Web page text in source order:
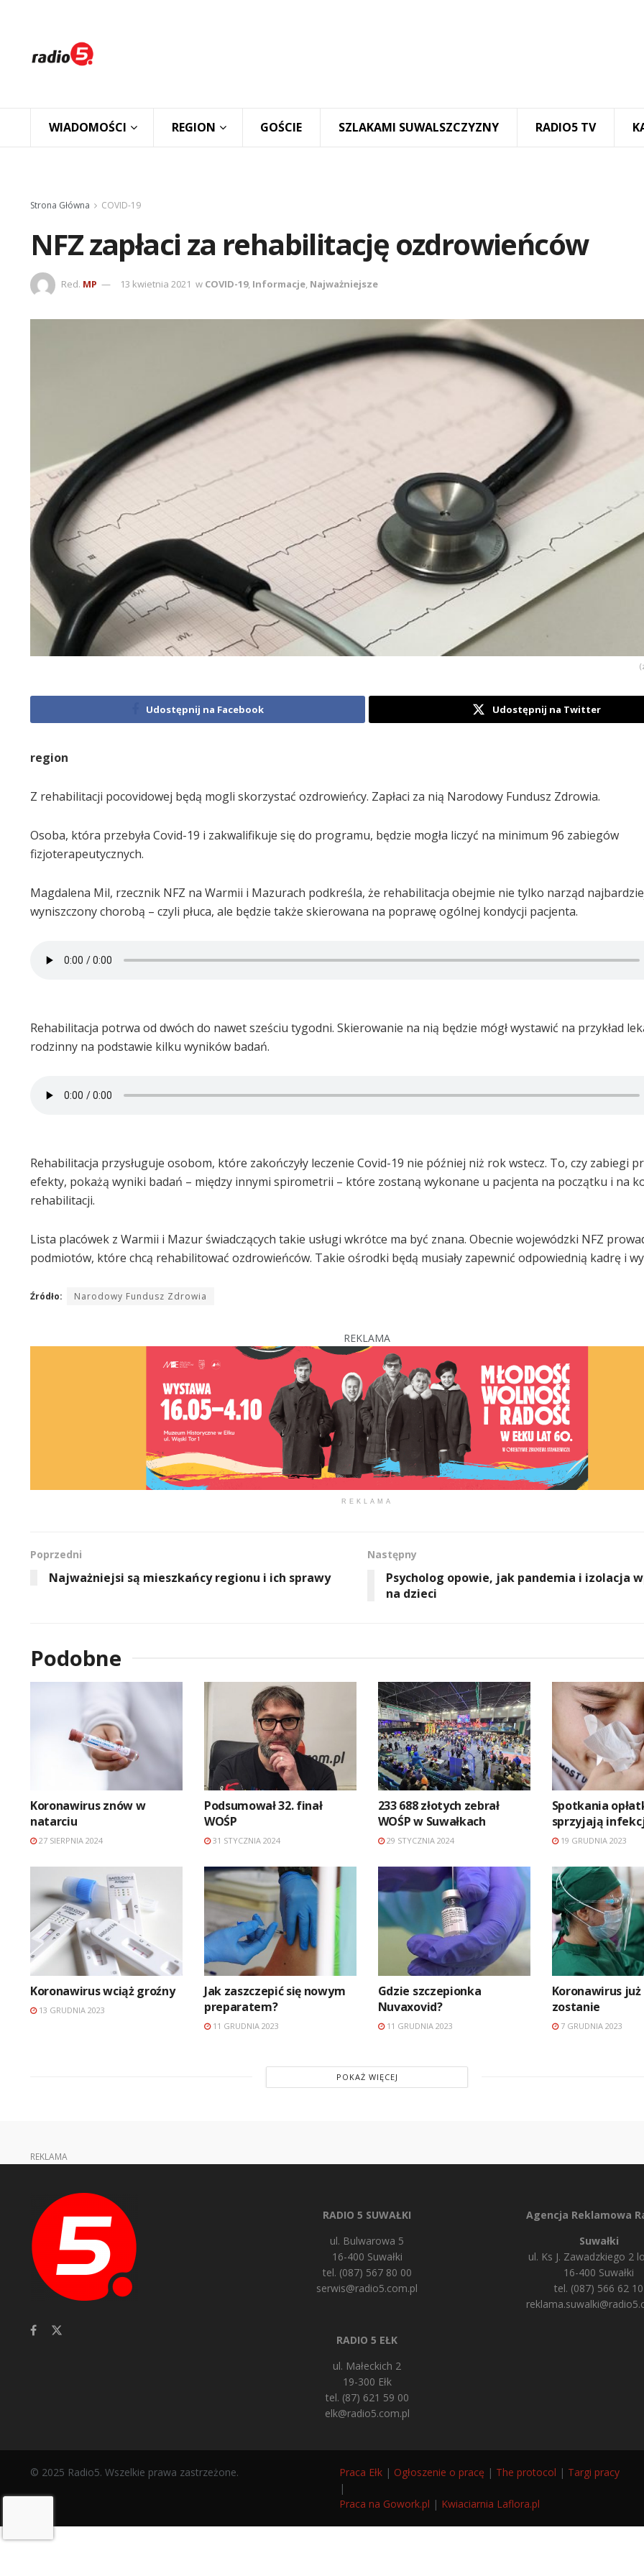
WIADOMOŚCI REGION GOŚCIE SZLAKAMI SUWALSZCZYZNY RADIO5 TV
Strona Główna COVID-19
NFZ zapłaci za rehabilitację ozdrowieńców
Red. MP 13 kwietnia 2021 w COVID-19, Informacje, Najważniejsze
Udostępnij na Facebook Udostępnij na Twitter
region
Z rehabilitacji pocovidowej będą mogli skorzystać ozdrowieńcy. Zapłaci za nią Narodowy Fundusz Zdrowia.
Osoba, która przebyła Covid-19 i zakwalifikuje się do programu, będzie mogła liczyć na minimum 96 zabiegów
fizjoterapeutycznych.
Magdalena Mil, rzecznik NFZ na Warmii i Mazurach podkreśla, że rehabilitacja obejmie nie tylko narząd
wyniszczony chorobą – czyli płuca, ale będzie także skierowana na poprawę ogólnej kondycji pacjenta.
Rehabilitacja potrwa od dwóch do nawet sześciu tygodni. Skierowanie na nią będzie mógł wystawić na przykład
rodzinny na podstawie kilku wyników badań.
Rehabilitacja przysługuje osobom, które zakończyły leczenie Covid-19 nie później niż rok wstecz. To, czy zabiegi
efekty, pokażą wyniki badań – między innymi spirometrii – które zostaną wykonane u pacjenta na początku i na
rehabilitacji.
Lista placówek z Warmii i Mazur świadczących takie usługi wkrótce ma być znana. Obecnie wojewódzki NFZ
podmiotów, które chcą rehabilitować ozdrowieńców. Takie ośrodki będą musiały zapewnić odpowiednią kadrę i
Źródło: Narodowy Fundusz Zdrowia
REKLAMA
REKLAMA
Poprzedni
Najważniejsi są mieszkańcy regionu i ich sprawy
Następny
Psycholog opowie, jak pandemia i izolacja
na dzieci
Podobne
Koronawirus znów w
natarciu
27 SIERPNIA 2024
Podsumował 32. finał
WOŚP
31 STYCZNIA 2024
233 688 złotych zebrał
WOŚP w Suwałkach
29 STYCZNIA 2024
Spotkania
sprzyjają
19 GRUDNIA 2023
Koronawirus wciąż groźny
13 GRUDNIA 2023
Jak zaszczepić się nowym
preparatem?
11 GRUDNIA 2023
Gdzie szczepionka
Nuvaxovid?
11 GRUDNIA 2023
Koronawirus
zostanie
7 GRUDNIA 2023
POKAŻ WIĘCEJ
REKLAMA
RADIO 5 SUWAŁKI
ul. Bulwarowa 5
16-400 Suwałki
tel. (087) 567 80 00
serwis@radio5.com.pl
RADIO 5 EŁK
ul. Małeckich 2
19-300 Ełk
tel. (87) 621 59 00
elk@radio5.com.pl
Agencja Reklamowa
Suwałki
ul. Ks J. Zawadzkiego 2
16-400 Suwałki
tel. (087) 566 62 10
© 2025 Radio5. Wszelkie prawa zastrzeżone. Praca Ełk | Ogłoszenie o pracę | The protocol | Targi pracy
|
Praca na Gowork.pl | Kwiaciarnia Laflora.pl